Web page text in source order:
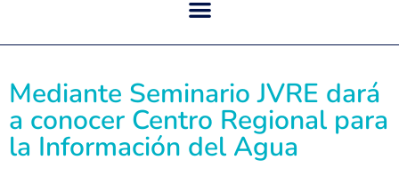
Mediante Seminario JVRE dará
a conocer Centro Regional para
la Información del Agua